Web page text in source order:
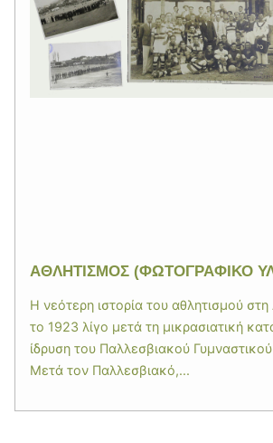
ΑΘΛΗΤΙΣΜΟΣ (ΦΩΤΟΓΡΑΦΙΚΟ
Η νεότερη ιστορία του αθλητισμού στη
το 1923 λίγο μετά τη μικρασιατική
ίδρυση του Παλλεσβιακού
Μετά τον Παλλεσβιακό,...